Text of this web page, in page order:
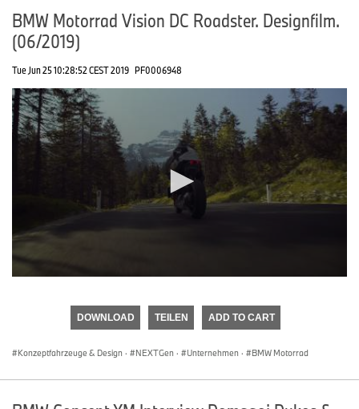
BMW Motorrad Vision DC Roadster. Designfilm.
(06/2019)
Tue Jun 25 10:28:52 CEST 2019 PF0006948
DOWNLOAD TEILEN ADD TO CART
Konzeptfahrzeuge & Design · NEXTGen · Unternehmen · BMW Motorrad